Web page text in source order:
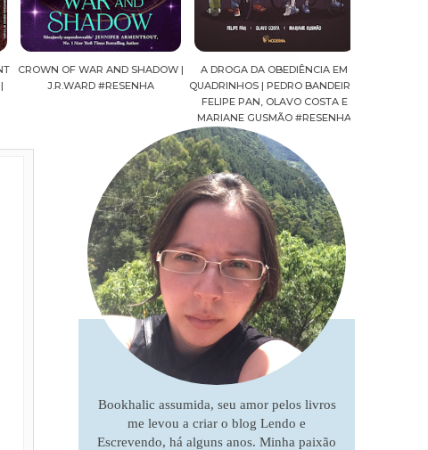
CROWN OF WAR AND SHADOW |
J.R.WARD #RESENHA
A DROGA DA OBEDIÊNCIA EM
QUADRINHOS | PEDRO BANDEIRA,
FELIPE PAN, OLAVO COSTA E
MARIANE GUSMÃO #RESENHA
Bookhalic assumida, seu amor pelos livros
me levou a criar o blog Lendo e
Escrevendo, há alguns anos. Minha paixão